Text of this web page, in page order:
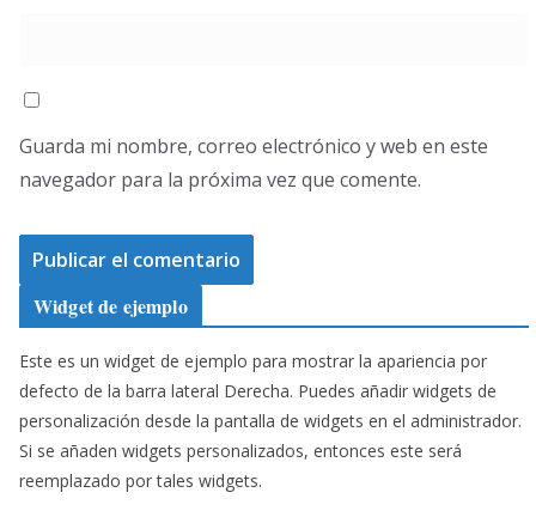
Guarda mi nombre, correo electrónico y web en este
navegador para la próxima vez que comente.
Widget de ejemplo
Este es un widget de ejemplo para mostrar la apariencia por
defecto de la barra lateral Derecha. Puedes añadir widgets de
personalización desde la pantalla de widgets en el administrador.
Si se añaden widgets personalizados, entonces este será
reemplazado por tales widgets.